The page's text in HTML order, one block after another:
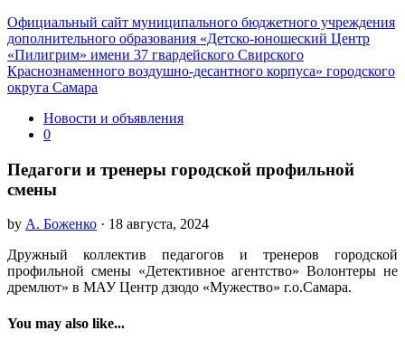
Официальный сайт муниципального бюджетного учреждения
дополнительного образования «Детско-юношеский Центр
«Пилигрим» имени 37 гвардейского Свирского
Краснознаменного воздушно-десантного корпуса» городского
округа Самара
Новости и объявления
0
Педагоги и тренеры городской профильной
смены
by А. Боженко · 18 августа, 2024
Дружный коллектив педагогов и тренеров городской
профильной смены «Детективное агентство» Волонтеры не
дремлют» в МАУ Центр дзюдо «Мужество» г.о.Самара.
You may also like...